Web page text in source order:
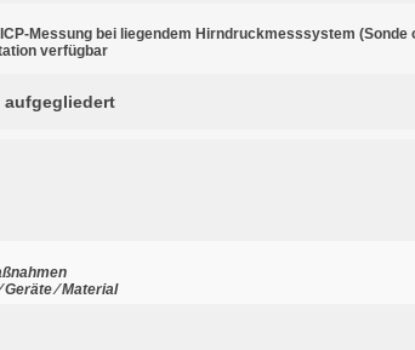
Messung bei liegendem Hirndruckmesssystem (Sonde
verfügbar
aufgegliedert
⁄ Material